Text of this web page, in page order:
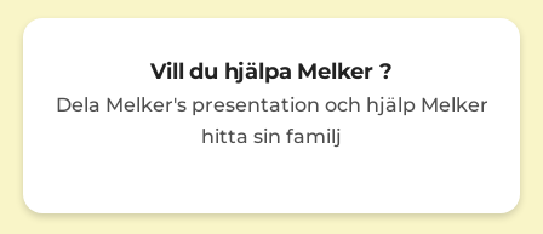
Vill du hjälpa Melker ?
Dela Melker's presentation och hjälp Melker
hitta sin familj